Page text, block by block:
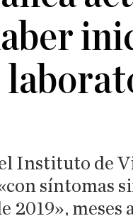
Instituto de
síntomas
2019», meses